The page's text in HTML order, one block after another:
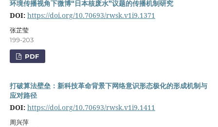
环境传播视角下微博“日本核废水”议题的传播机制研究
DOI: https://doi.org/10.70693/rwsk.v1i9.1371
张芷莹
199-203
PDF
打破算法壁垒：新科技革命背景下网络意识形态极化的形成机制与
应对路径
DOI: https://doi.org/10.70693/rwsk.v1i9.1411
周兴萍